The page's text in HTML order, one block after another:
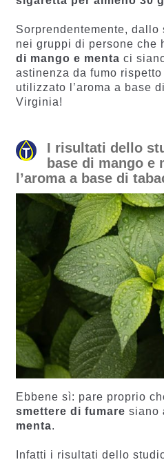
Sorprendentemente, dallo
nei gruppi di persone che
di mango e menta ci
astinenza da fumo
utilizzato l’aroma a base
Virginia!
I risultati dello
base di mango e
l’aroma a base di
Ebbene sì: pare proprio
smettere di fumare siano
menta.
Infatti i risultati dello